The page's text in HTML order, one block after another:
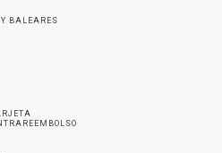
BALEARES